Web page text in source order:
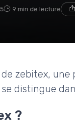
9 min de lecture
zebitex,
distingue
?